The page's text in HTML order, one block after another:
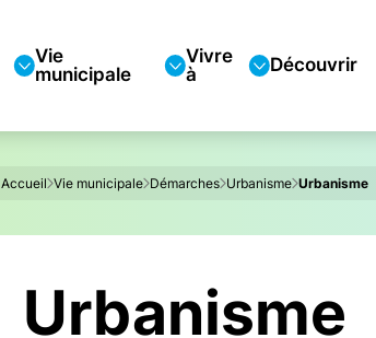
Vie
municipale
Vivre
à
Découvrir
Accueil Vie municipale Démarches Urbanisme Urbanisme
Urbanisme